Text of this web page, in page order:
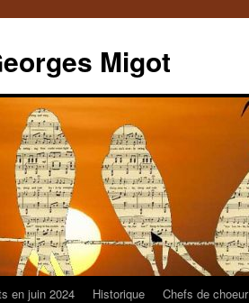
Migot
en juin 2024 Historique Chefs de choeur